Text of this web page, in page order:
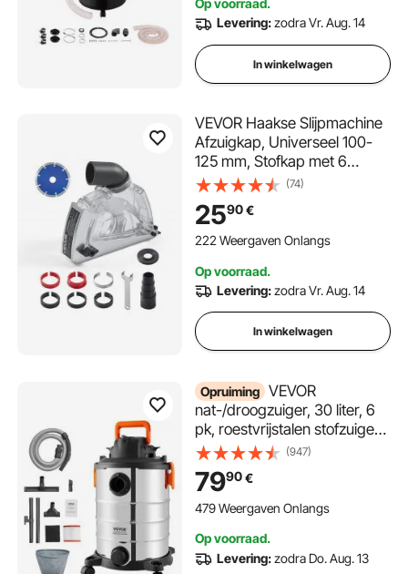
Op voorraad.
Levering:zodra Vr. Aug. 14
In winkelwagen
VEVOR Haakse Slijpmachine
Afzuigkap, Universeel 100-
125 mm, Stofkap met 6
Klemschijven & 125 mm
Diamantslijpbeker, Instelbare
Snijdiepte, Aansluiting voor
Stofzuiger, Transparant
(74)
2590€
222 Weergaven Onlangs
Op voorraad.
Levering:zodra Vr. Aug. 14
In winkelwagen
Opruiming VEVOR
nat-/droogzuiger, 30 liter, 6
pk, roestvrijstalen stofzuiger
met efficiënte zuig- en
blaaskracht, mondstuk,
wielen, draagbare
werkplaatsstofzuiger met
vuil, dierenhaar, zilver +
zwart
(947)
7990€
479 Weergaven Onlangs
Op voorraad.
Levering:zodra Do. Aug. 13